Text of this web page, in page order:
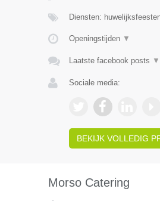
Diensten:
Openingstijden ▼
Laatste facebook posts ▼
Sociale media:
BEKIJK VOLLEDIG
Morso Catering